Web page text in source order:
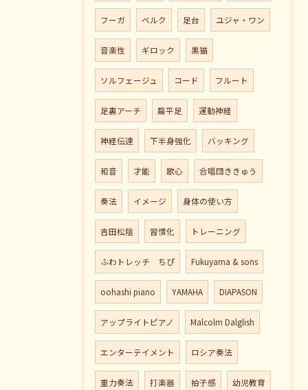
フーガ ベルク 足台 ユジャ・ワン
音楽性 ギロック 黒猫
ソルフェージュ コード フルート
足裏アーチ 扁平足 運動神経
神経伝達 下半身強化 バッキング
和音 才能 歌心 合唱団ききゅう
奏法 イメージ 身体の使い方
吉田松陰 習慣化 トレーニング
ふわトレッチ ちぴ Fukuyama & sons
oohashi piano YAMAHA DIAPASON
アップライトピアノ Malcolm Dalglish
エンターテイメント ロシア奏法
重力奏法 打楽器 拍子感 幼児教育